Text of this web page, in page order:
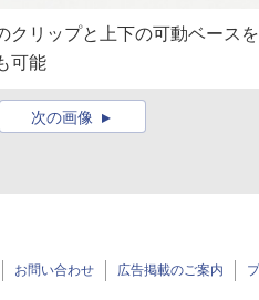
クリップと上下の可動ベース
可能
次の画像
お問い合わせ 広告掲載のご案内